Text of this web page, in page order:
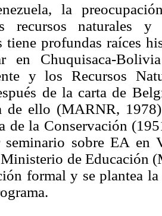
la
recursos naturales y
tiene profundas raíces
en Chuquisaca-
y los Recursos
de la carta de
de ello (MARNR,
de la Conservación
seminario sobre EA en
de Educación
formal y se plantea